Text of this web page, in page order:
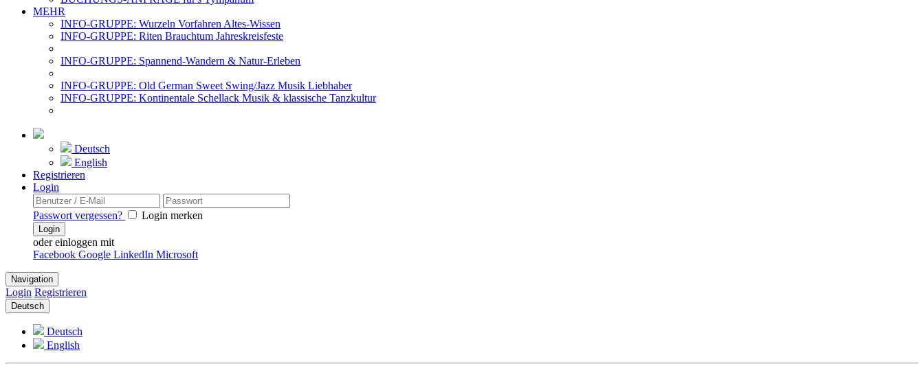
MEHR
INFO-GRUPPE: Wurzeln Vorfahren Altes-Wissen
INFO-GRUPPE: Riten Brauchtum Jahreskreisfeste
INFO-GRUPPE: Spannend-Wandern & Natur-Erleben
INFO-GRUPPE: Old German Sweet Swing/Jazz Musik Liebhaber
INFO-GRUPPE: Kontinentale Schellack Musik & klassische Tanzkultur
Deutsch
English
Registrieren
Login
Passwort vergessen? Login merken
Login
oder einloggen mit
Facebook Google LinkedIn Microsoft
Navigation
Login Registrieren
Deutsch
Deutsch
English